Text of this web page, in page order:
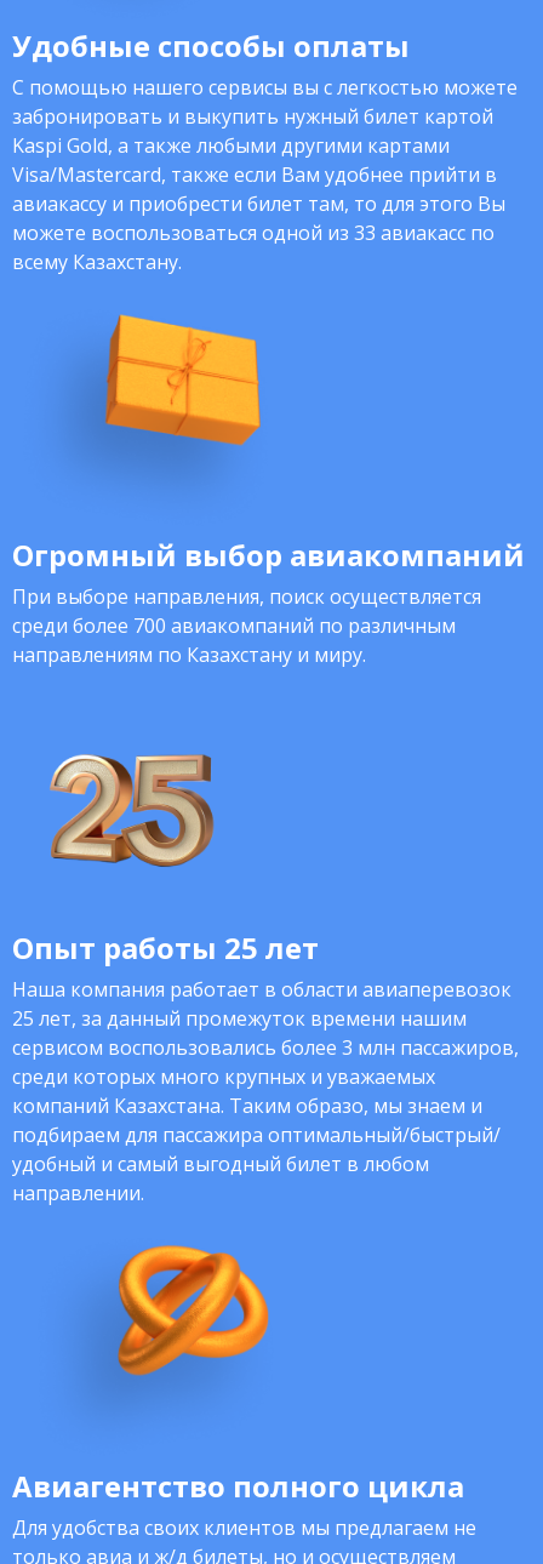
Удобные способы оплаты
С помощью нашего сервисы вы с легкостью можете
забронировать и выкупить нужный билет картой
Kaspi Gold, а также любыми другими картами
Visa/Mastercard, также если Вам удобнее прийти в
авиакассу и приобрести билет там, то для этого Вы
можете воспользоваться одной из 33 авиакасс по
всему Казахстану.
Огромный выбор авиакомпаний
При выборе направления, поиск осуществляется
среди более 700 авиакомпаний по различным
направлениям по Казахстану и миру.
Опыт работы 25 лет
Наша компания работает в области авиаперевозок
25 лет, за данный промежуток времени нашим
сервисом воспользовались более 3 млн пассажиров,
среди которых много крупных и уважаемых
компаний Казахстана. Таким образо, мы знаем и
подбираем для пассажира оптимальный/быстрый/
удобный и самый выгодный билет в любом
направлении.
Авиагентство полного цикла
Для удобства своих клиентов мы предлагаем не
только авиа и ж/д билеты, но и осуществляем